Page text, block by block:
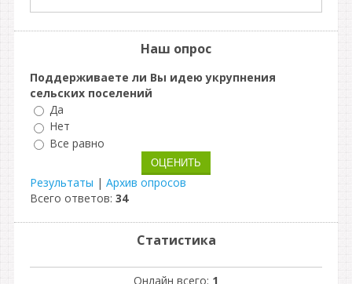
Наш опрос
Поддерживаете ли Вы идею укрупнения
сельских поселений
Да
Нет
Все равно
Результаты | Архив опросов
Всего ответов: 34
Статистика
Онлайн всего: 1